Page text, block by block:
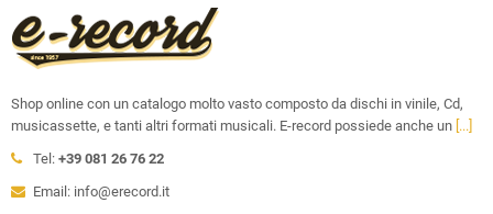
Shop online con un catalogo molto vasto composto da dischi in vinile, Cd,
musicassette, e tanti altri formati musicali. E-record possiede anche un [...]
Tel: +39 081 26 76 22
Email: info@erecord.it